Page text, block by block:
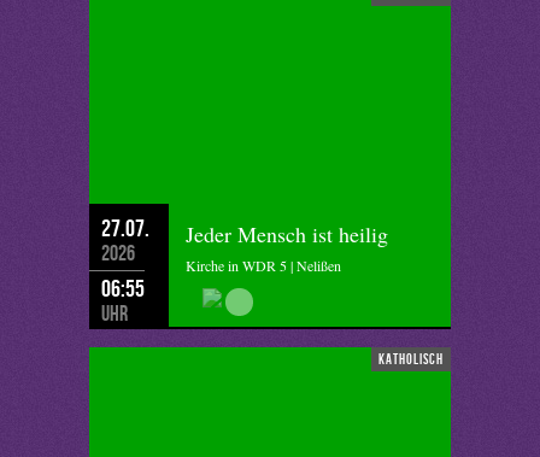
27.07.
2026
06:55
Uhr
Jeder Mensch ist heilig
Kirche in WDR 5 | Nelißen
katholisch